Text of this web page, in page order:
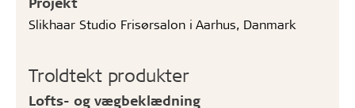
Slikhaar Studio Frisørsalon i Aarhus, Danmark
Troldtekt produkter
Lofts- og vægbeklædning